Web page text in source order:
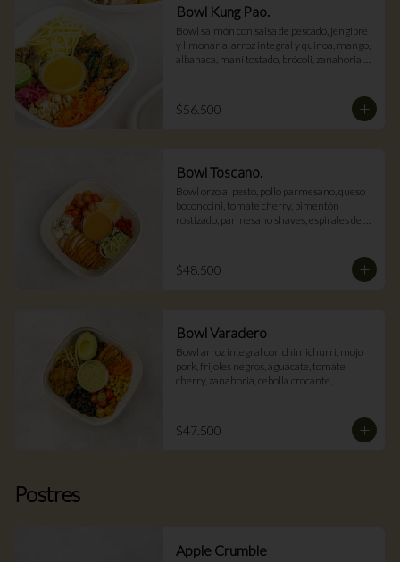
Bowl Kung Pao.
Bowl salmón con salsa de pescado, jengibre
y limonaria, arroz integral y quinoa, mango,
albahaca, maní tostado, brócoli, zanahoria y
$56.500
Bowl Toscano.
Bowl orzo al pesto, pollo parmesano, queso
boconccini, tomate cherry, pimentón
rostizado, parmesano shaves, espirales de
$48.500
Bowl Varadero
Bowl arroz integral con chimichurri, mojo
pork, frijoles negros, aguacate, tomate
cherry, zanahoria, cebolla crocante,
$47.500
Postres
Apple Crumble